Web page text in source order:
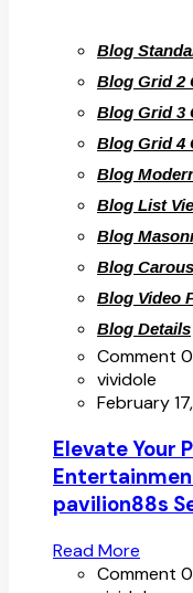
Blog
Blog Grid 2
Blog Grid 3
Blog Grid 4
Blog
Blog List
Blog
Blog
Blog Video
Blog Details
Comment 0
vividole
February
Elevate Your
pavilion88s
Read More
Comment 0